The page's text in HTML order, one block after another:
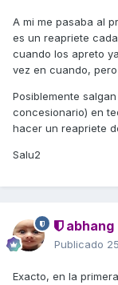
A mi me pasaba al
es un reapriete
cuando los apreto
vez en cuando,
Posiblemente
concesionario) en
hacer un reapriete
Salu2
abhang
Publicado
Exacto, en la